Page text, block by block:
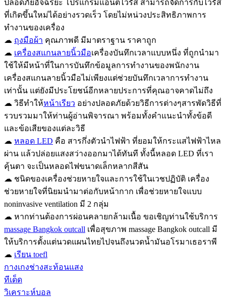
ปลอดภัยอัจฉริยะ โปรแกรมแอนตี้ไวรัส สามารถจัดการกับไวรัส
ที่เกิดขึ้นใหม่ได้อย่างรวดเร็ว โดยไม่หน่วงประสิทธิภาพการ
ทำงานของเครื่อง
☁ ถุงมือผ้า คุณภาพดี มีมาตราฐาน ราคาถูก
☁ เครื่องสแกนลายนิ้วมือเครื่องบันทึกเวลาแบบหนึ่ง ที่ถูกนำมา
ใช้ให้มีหน้าที่ในการบันทึกข้อมูลการทำงานของพนักงาน
เครื่องสแกนลายนิ้วมือไม่เพียงแต่ช่วยบันทึกเวลาการทำงาน
เท่านั้น แต่ยังมีประโยชน์อีกหลายประการที่คุณอาจคาดไม่ถึง
☁ วิธีทำให้หน้าเรียว อย่างปลอดภัยด้วยวิธีการต่างๆสารพัดวิธีที่
รวบรวมมาให้ท่านผู้อ่านพิจารณา พร้อมทั้งคำแนะนำทั้งข้อดี
และข้อเสียของแต่ละวิธี
☁ หลอด LED คือ สารกึ่งตัวนำไฟฟ้า ที่ยอมให้กระแสไฟฟ้าไหล
ผ่าน แล้วปล่อยแสงสว่างออกมาได้ทันที ทั้งนี้หลอด LED ที่เรา
คุ้นตา จะเป็นหลอดไฟขนาดเล็กหลากสีสัน
☁ ชนิดของเครื่องช่วยหายใจและการใช้ในเวชปฏิบัติ เครื่อง
ช่วยหายใจที่นิยมนำมาต่อกับหน้ากาก เพื่อช่วยหายใจแบบ
noninvasive ventilation มี 2 กลุ่ม
☁ หากท่านต้องการผ่อนคลายกล้ามเนื้อ ขอเชิญท่านใช้บริการ
massage Bangkok outcall เพื่อสุขภาพ massage Bangkok outcall มี
ให้บริการตั้งแต่นวดแผนไทยไปจนถึงนวดน้ำมันอโรมาเธอราพี
☁ เรียน toefl
กางเกงช่างสะท้อนแสง
ทีเด็ด
วิเคราะห์บอล